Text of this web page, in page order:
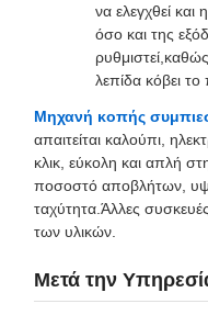
να ελεγχθεί
όσο και της
λεπίδα κόβει το
Μηχανή κοπής
απαιτείται καλούπι,
κλικ, εύκολη και απλή
ποσοστό αποβλήτων,
ταχύτητα.Άλλες
των υλικών.
Μετά την